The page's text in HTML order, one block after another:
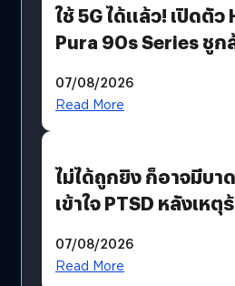
ใช้ 5G ได้แล้ว! เปิดตัว
Pura 90s Series ชูก
07/08/2026
Read More
ไม่ได้ถูกยิง ก็อาจมีบา
เข้าใจ PTSD หลังเหตุ
07/08/2026
Read More